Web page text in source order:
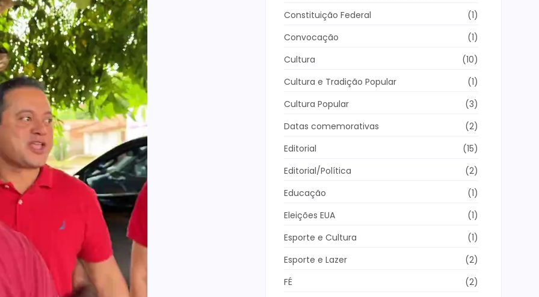
Constituição Federal
(1)
Convocação
(1)
Cultura
(10)
Cultura e Tradição Popular
(1)
Cultura Popular
(3)
Datas comemorativas
(2)
Editorial
(15)
Editorial/Política
(2)
Educação
(1)
Eleições EUA
(1)
Esporte e Cultura
(1)
Esporte e Lazer
(2)
FÉ
(2)